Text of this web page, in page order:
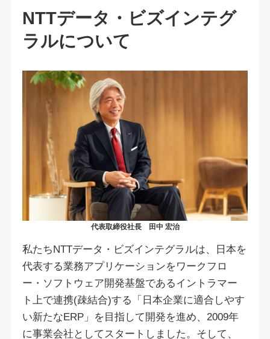
NTTデータ・ビズインテグ
ラルについて
代表取締役社長 田中 宏治
私たちNTTデータ・ビズインテグラルは、日本を
代表する業務アプリケーションをワークフロ
ー・ソフトウェア開発基盤であるイントラマー
ト上で連携(疎結合)する「日本企業に適合しやす
い新たなERP」を目指して開発を進め、2009年
に事業会社としてスタートしました。そして、